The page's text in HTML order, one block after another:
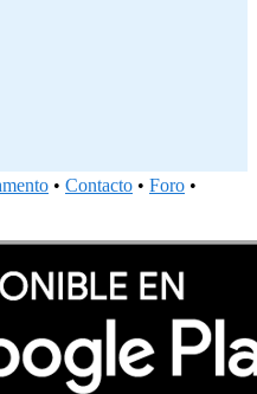
• Contacto • Foro •